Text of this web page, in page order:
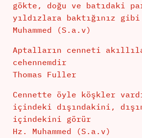
gökte, doğu ve batıdaki
yıldızlara baktığınız
Muhammed (S.a.v)
Aptalların cenneti
cehennemdir
Thomas Fuller
Cennette öyle köşkler
içindeki dışındakini,
içindekini görür
Hz. Muhammed (S.a.v)